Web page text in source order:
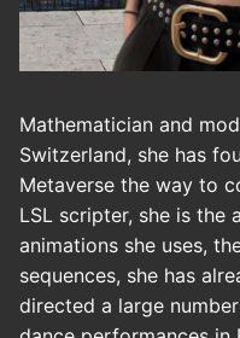
Mathematician and
Switzerland, she has
Metaverse the way to
LSL scripter, she is the
animations she uses,
sequences, she has
directed a large